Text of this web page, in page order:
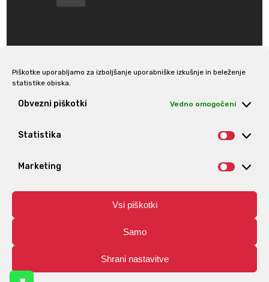
Piškotke uporabljamo za izboljšanje uporabniške izkušnje in beleženje
statistike obiska.
Obvezni piškotki Vedno omogočeni
Statistika
Marketing
Vsi piškotki
Samo
Shrani nastavitve
© Aro | Vse pravice pridržane. | Izdelava spletnih trgovin